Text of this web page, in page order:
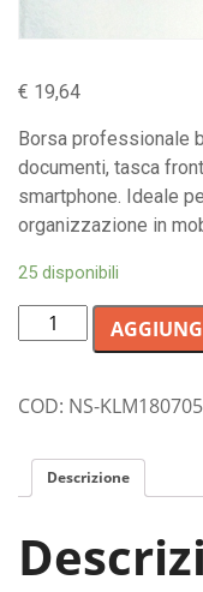
€ 19,64
Borsa professionale
documenti, tasca
smartphone. Ideale
organizzazione in
25 disponibili
Borsa
professionale
notebook
15.6
Atlantis
modello
COD: NS-
Descrizione